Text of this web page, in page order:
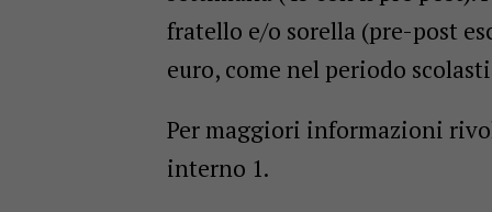
fratello e/o sorella (pre-post
euro, come nel periodo
Per maggiori informazioni
interno 1.